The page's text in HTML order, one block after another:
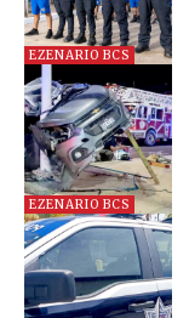
EZENARIO BCS
EZENARIO BCS